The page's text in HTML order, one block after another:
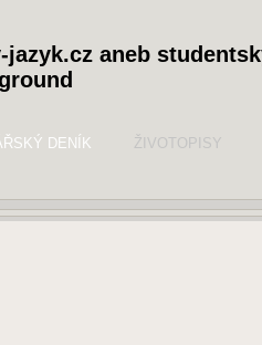
jazyk.cz aneb
DENÍK ŽIVOTOPISY